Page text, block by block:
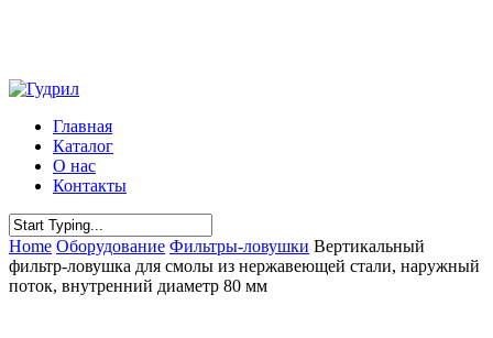
content
Menu
Главная
Каталог
О нас
Контакты
Close
Search
Home Оборудование Фильтры-ловушки Вертикальный
фильтр-ловушка для смолы из нержавеющей стали, наружный
поток, внутренний диаметр 80 мм